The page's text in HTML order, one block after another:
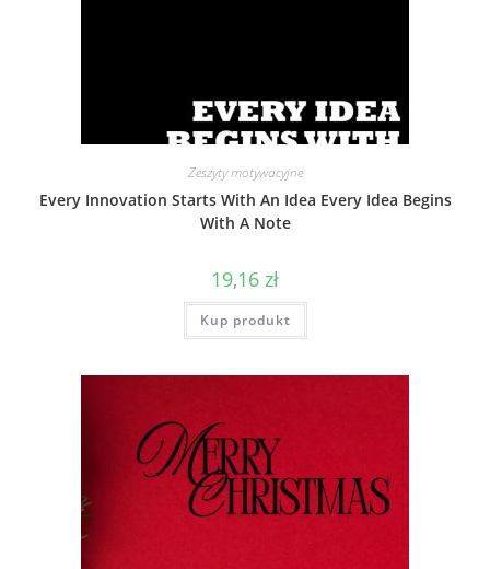
Zeszyty motywacyjne
Every Innovation Starts With An Idea Every Idea Begins
With A Note
19,16 zł
Kup produkt